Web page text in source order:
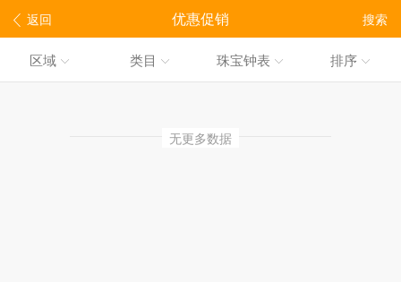
返回 搜索
优惠促销
区域 类目 珠宝钟表 排序
无更多数据